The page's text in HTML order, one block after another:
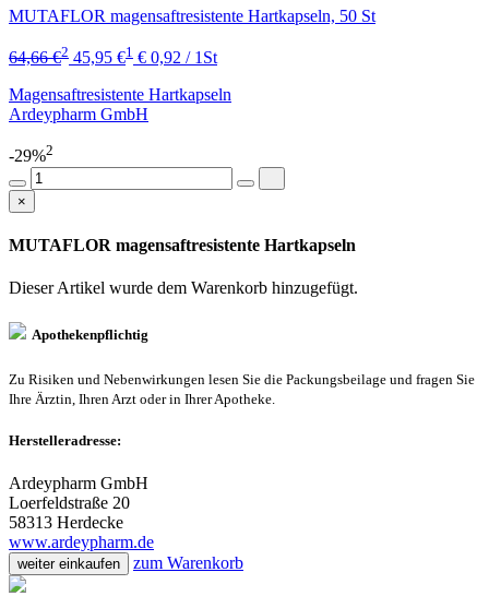
MUTAFLOR magensaftresistente Hartkapseln, 50 St
64,66 €2 45,95 €1 € 0,92 / 1St
Magensaftresistente Hartkapseln
Ardeypharm GmbH
-29%2
×
MUTAFLOR magensaftresistente Hartkapseln
Dieser Artikel wurde dem Warenkorb hinzugefügt.
Apothekenpflichtig
Zu Risiken und Nebenwirkungen lesen Sie die Packungsbeilage und fragen Sie
Ihre Ärztin, Ihren Arzt oder in Ihrer Apotheke.
Herstelleradresse:
Ardeypharm GmbH
Loerfeldstraße 20
58313 Herdecke
www.ardeypharm.de
weiter einkaufen zum Warenkorb